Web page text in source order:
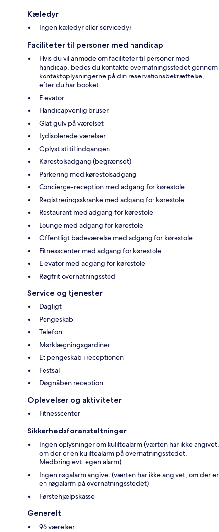
Kæledyr
Ingen kæledyr eller servicedyr
Faciliteter til personer med handicap
Hvis du vil anmode om faciliteter til personer med
handicap, bedes du kontakte overnatningsstedet gennem
kontaktoplysningerne på din reservationsbekræftelse,
efter du har booket.
Elevator
Handicapvenlig bruser
Glat gulv på værelset
Lydisolerede værelser
Oplyst sti til indgangen
Kørestolsadgang (begrænset)
Parkering med kørestolsadgang
Concierge-reception med adgang for kørestole
Registreringsskranke med adgang for kørestole
Restaurant med adgang for kørestole
Lounge med adgang for kørestole
Offentligt badeværelse med adgang for kørestole
Fitnesscenter med adgang for kørestole
Elevator med adgang for kørestole
Røgfrit overnatningssted
Service og tjenester
Dagligt
Pengeskab
Telefon
Mørklægningsgardiner
Et pengeskab i receptionen
Festsal
Døgnåben reception
Oplevelser og aktiviteter
Fitnesscenter
Sikkerhedsforanstaltninger
Ingen oplysninger om kuliltealarm (værten har ikke angivet,
om der er en kuliltealarm på overnatningsstedet.
Medbring evt. egen alarm)
Ingen røgalarm angivet (værten har ikke angivet, om der er
en røgalarm på overnatningsstedet)
Førstehjælpskasse
Generelt
96 værelser